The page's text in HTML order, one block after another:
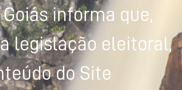
informa que,
legislação eleitoral,
do Site